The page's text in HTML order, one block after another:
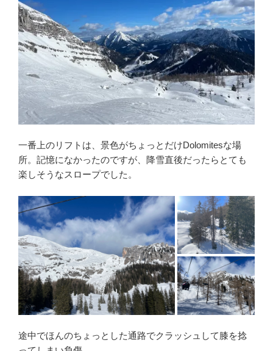
一番上のリフトは、景色がちょっとだけDolomitesな場
所。記憶になかったのですが、降雪直後だったらとても
楽しそうなスロープでした。
途中でほんのちょっとした通路でクラッシュして膝を捻